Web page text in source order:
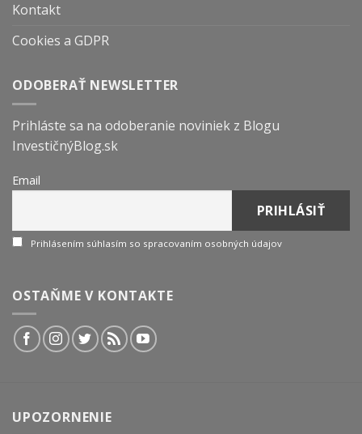
Kontakt
Cookies a GDPR
ODOBERAŤ NEWSLETTER
Prihláste sa na odoberanie noviniek z Blogu
InvestičnýBlog.sk
Email
Prihlásením súhlasím so spracovaním osobných údajov
OSTAŇME V KONTAKTE
UPOZORNENIE